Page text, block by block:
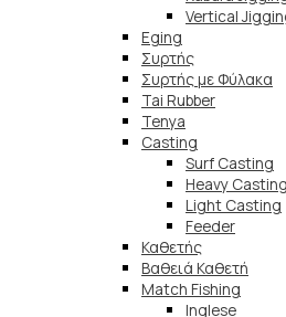
Vertical
Eging
Συρτής
Συρτής με Φύλακα
Tai Rubber
Tenya
Casting
Surf Casting
Heavy Casting
Light Casting
Feeder
Καθετής
Βαθειά Καθετή
Match Fishing
Inglese